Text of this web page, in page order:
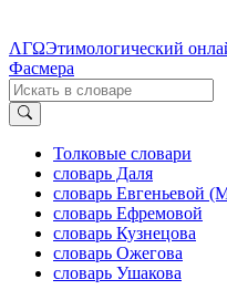
ΛΓΩЭтимологический
Фасмера
Толковые словари
словарь Даля
словарь Евгеньевой
словарь Ефремовой
словарь Кузнецова
словарь Ожегова
словарь Ушакова